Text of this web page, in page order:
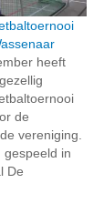
heeft
de
vereniging.
gespeeld in
De